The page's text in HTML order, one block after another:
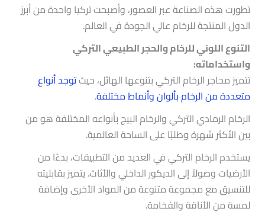
تطورت هذه الصناعة عبر العصور، وأصبحت تركيا واحدة من أبرز
الدول المنتجة للرخام عالي الجودة في العالم.
التنوع اللوني للرخام والحجر الطبيعي التركي
واستخداماته:
تتميز محاجر الرخام التركي بتنوعها الهائل، حيثتوجد أنواع
متعددة من الرخام بألوان وأنماط مختلفة.
الرخام الرمادي التركي والرخام البيج بأنواعه المختلفة هو من
بين الأكثر شهرة وطلبًا على الساحة العالمية.
يستخدم الرخام التركي في العديد من التطبيقات، بدءًا من
الأرضيات وصولاً إلى الديكور الداخلي والأثاث. يتميز بقابليته
للتنسيق مع مجموعة متنوعة من المواد الأخرى وإضافة
لمسة من الأناقة والفخامة.